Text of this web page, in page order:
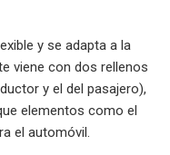
y se adapta a la
viene con dos rellenos
y el del pasajero),
elementos como el
el automóvil.